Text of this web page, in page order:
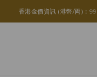
香港金價資訊 (港幣/両)：